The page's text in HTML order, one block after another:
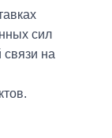
сил
на